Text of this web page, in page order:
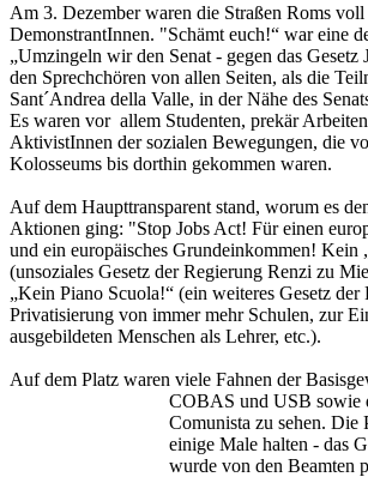
Am 3. Dezember waren die Straßen Roms voll
DemonstrantInnen. "Schämt euch!“ war eine
„Umzingeln wir den Senat - gegen das Gesetz
den Sprechchören von allen Seiten, als die
Sant´Andrea della Valle, in der Nähe des
Es waren vor allem Studenten, prekär
AktivistInnen der sozialen Bewegungen, die
Kolosseums bis dorthin gekommen waren.
Auf dem Haupttransparent stand, worum es
Aktionen ging: "Stop Jobs Act! Für einen
und ein europäisches Grundeinkommen! Kein
(unsoziales Gesetz der Regierung Renzi zu
„Kein Piano Scuola!“ (ein weiteres Gesetz
Privatisierung von immer mehr Schulen, zur
ausgebildeten Menschen als Lehrer, etc.).
Auf dem Platz waren viele Fahnen der
COBAS und USB sowie
Comunista zu sehen. Die
einige Male halten - das
wurde von den Beamten